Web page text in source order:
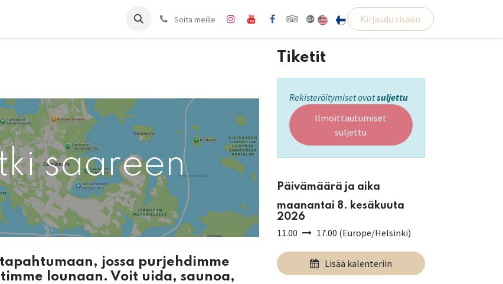
Ota yhteyttäSoita meille Kirjaudu sisään
saareen
jossa purjehdimme
lounaan. Voit uida, saunoa,
Tiketit
Rekisteröitymiset ovatsuljettu
Ilmoittautumiset
suljettu
Päivämäärä ja aika
maanantai 8. kesäkuuta
2026
11.00 17.00 (Europe/Helsinki)
Lisää kalenteriin